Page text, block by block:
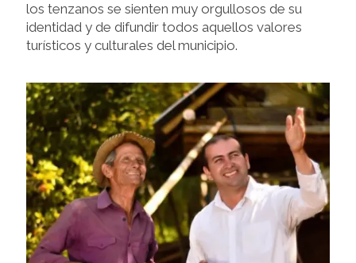
los tenzanos se sienten muy orgullosos de su
identidad y de difundir todos aquellos valores
turísticos y culturales del municipio.